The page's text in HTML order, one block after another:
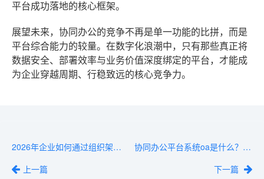
平台成功落地的核心框架。
展望未来，协同办公的竞争不再是单一功能的比拼，而是
平台综合能力的较量。在数字化浪潮中，只有那些真正将
数据安全、部署效率与业务价值深度绑定的平台，才能成
为企业穿越周期、行稳致远的核心竞争力。
2026年企业如何通过组织架构管理系统实现高效协同与敏捷转型
上一篇
协同办公平台系统oa是什么？企业数字化转型的基础定义
下一篇